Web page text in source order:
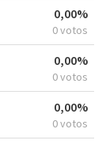
0,00%
0 votos
0,00%
0 votos
0,00%
0 votos